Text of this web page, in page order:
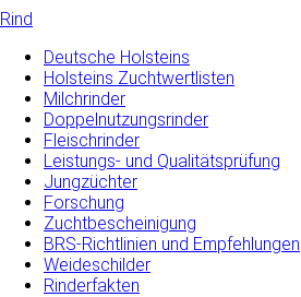
Rind
Deutsche Holsteins
Holsteins Zuchtwertlisten
Milchrinder
Doppelnutzungsrinder
Fleischrinder
Leistungs- und Qualitätsprüfung
Jungzüchter
Forschung
Zuchtbescheinigung
BRS-Richtlinien und Empfehlungen
Weideschilder
Rinderfakten